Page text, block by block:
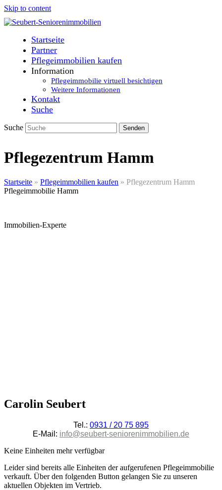
Skip to content
Startseite
Partner
Pflegeimmobilien kaufen
Information
Pflegeimmobilie virtuell besichtigen
Weitere Informationen
Kontakt
Suche
Suche Senden
Pflegezentrum Hamm
Startseite » Pflegeimmobilien kaufen » Pflegezentrum Hamm
Pflegeimmobilie Hamm
Immobilien-Experte
Carolin Seubert
Tel.: 0931 / 20 75 895
E-Mail: info@seubert-seniorenimmobilien.de
Keine Einheiten mehr verfügbar
Leider sind bereits alle Einheiten der aufgerufenen Pflegeimmobilie
verkauft. Über den folgenden Button gelangen Sie zu unseren
aktuellen Objekten im Vertrieb.